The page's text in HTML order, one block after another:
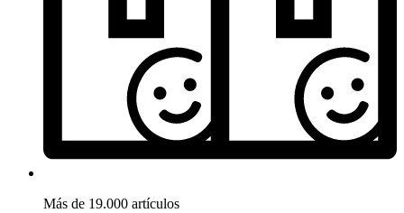
Más de 19.000 artículos